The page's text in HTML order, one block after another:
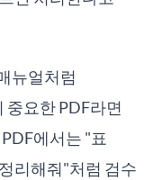
뉴얼처럼
중요한 PDF라면
에서는 "표
리해줘"처럼 검수